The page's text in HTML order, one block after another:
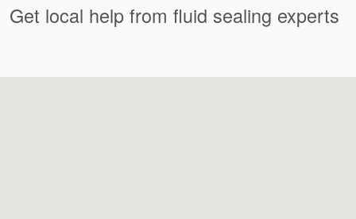
Academia
Get local help from fluid sealing experts